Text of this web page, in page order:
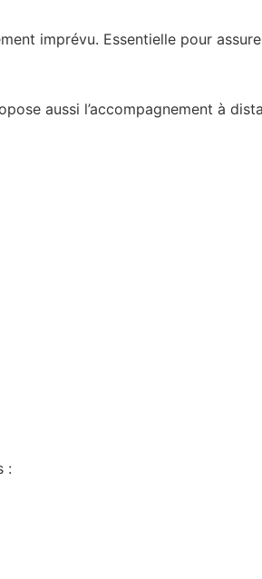
imprévu. Essentielle pour
aussi l’accompagnement à
: